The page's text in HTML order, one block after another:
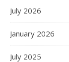
July 2026
January 2026
July 2025